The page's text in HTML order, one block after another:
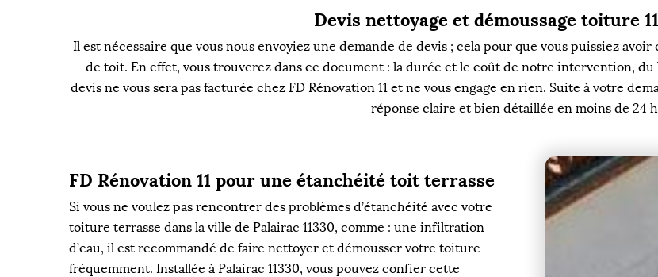
Devis nettoyage et démoussage toiture
Il est nécessaire que vous nous envoyiez une demande de devis ; cela pour que vous puissiez
de toit. En effet, vous trouverez dans ce document : la durée et le coût de notre intervention,
devis ne vous sera pas facturée chez FD Rénovation 11 et ne vous engage en rien. Suite à votre
réponse claire et bien détaillée en moins de 24
FD Rénovation 11 pour une étanchéité toit terrasse
Si vous ne voulez pas rencontrer des problèmes d’étanchéité avec votre
toiture terrasse dans la ville de Palairac 11330, comme : une infiltration
d’eau, il est recommandé de faire nettoyer et démousser votre toiture
fréquemment. Installée à Palairac 11330, vous pouvez confier cette